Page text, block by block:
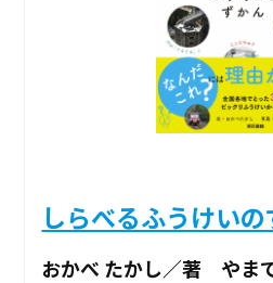
しらべるふうけい
おかべ たかし／著 やま